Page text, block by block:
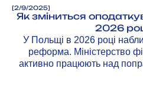
[2/9/2025]
Як зміниться
2026
У Польщі в 2026 році
реформа. Міністерство
активно працюють над